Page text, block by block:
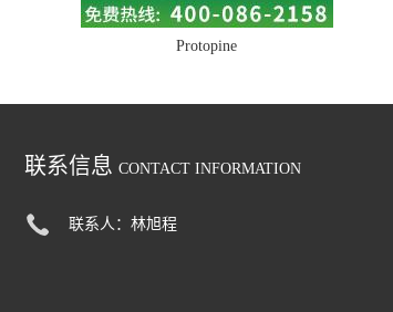
Protopine
联系信息 CONTACT INFORMATION
联系人：林旭程